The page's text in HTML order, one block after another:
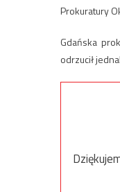
Prokuratury
Gdańska
odrzucił